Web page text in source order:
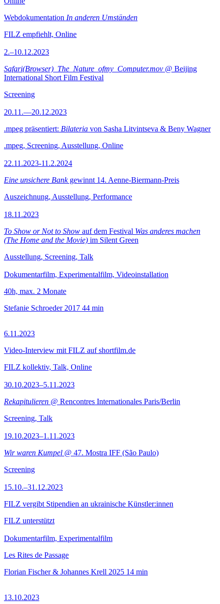
Webdokumentation In anderen Umständen
FILZ empfiehlt, Online
2.–10.12.2023
Safari(Browser)_The_Nature_ofmy_Computer.mov @ Beijing
International Short Film Festival
Screening
20.11.—20.12.2023
.mpeg präsentiert: Bilateria von Sasha Litvintseva & Beny Wagner
.mpeg, Screening, Ausstellung, Online
22.11.2023-11.2.2024
Eine unsichere Bankgewinnt 14. Aenne-Biermann-Preis
Auszeichnung, Ausstellung, Performance
18.11.2023
To Show or Not to Show auf dem Festival Was anderes machen
(The Home and the Movie) im Silent Green
Ausstellung, Screening, Talk
Dokumentarfilm, Experimentalfilm, Videoinstallation
40h, max. 2 Monate
Stefanie Schroeder 2017 44 min
6.11.2023
Video-Interview mit FILZ auf shortfilm.de
FILZ kollektiv, Talk, Online
30.10.2023–5.11.2023
Rekapitulieren @ Rencontres Internationales Paris/Berlin
Screening, Talk
19.10.2023–1.11.2023
Wir waren Kumpel @ 47. Mostra IFF (São Paulo)
Screening
15.10.–31.12.2023
FILZ vergibt Stipendien an ukrainische Künstler:innen
FILZ unterstützt
Dokumentarfilm, Experimentalfilm
Les Rites de Passage
Florian Fischer & Johannes Krell 2025 14 min
13.10.2023